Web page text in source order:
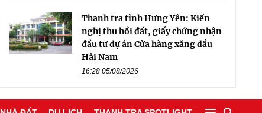
Thanh tra tỉnh Hưng Yên: Kiến
nghị thu hồi đất, giấy chứng nhận
đầu tư dự án Cửa hàng xăng dầu
Hải Nam
16:28 05/08/2026